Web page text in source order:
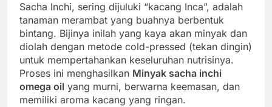
Sacha Inchi, sering dijuluki “kacang Inca”, adalah
tanaman merambat yang buahnya berbentuk
bintang. Bijinya inilah yang kaya akan minyak dan
diolah dengan metode cold-pressed (tekan dingin)
untuk mempertahankan keseluruhan nutrisinya.
Proses ini menghasilkan Minyak sacha inchi
omega oil yang murni, berwarna keemasan, dan
memiliki aroma kacang yang ringan.